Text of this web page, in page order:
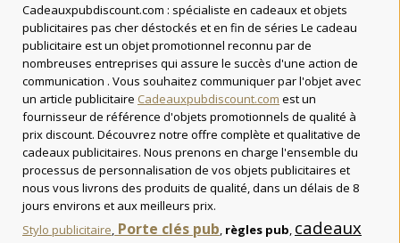
Cadeauxpubdiscount.com : spécialiste en cadeaux et objets
publicitaires pas cher déstockés et en fin de séries Le cadeau
publicitaire est un objet promotionnel reconnu par de
nombreuses entreprises qui assure le succès d'une action de
communication . Vous souhaitez communiquer par l'objet avec
un article publicitaire Cadeauxpubdiscount.com est un
fournisseur de référence d'objets promotionnels de qualité à
prix discount. Découvrez notre offre complète et qualitative de
cadeaux publicitaires. Nous prenons en charge l'ensemble du
processus de personnalisation de vos objets publicitaires et
nous vous livrons des produits de qualité, dans un délais de 8
jours environs et aux meilleurs prix.
Stylo publicitaire Porte clés pub règles pub cadeaux